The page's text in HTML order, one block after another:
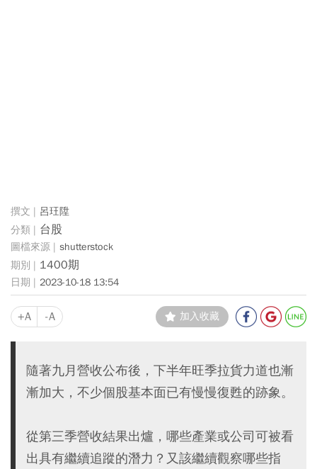
呂玨陞
台股
shutterstock
1400期
2023-10-18 13:54
+A -A 加入收藏
隨著九月營收公布後，下半年旺季拉貨力道也漸
漸加大，不少個股基本面已有慢慢復甦的跡象。
從第三季營收結果出爐，哪些產業或公司可被看
出具有繼續追蹤的潛力？又該繼續觀察哪些指